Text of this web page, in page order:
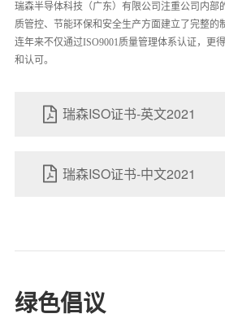
瑞森半导体科技（广东）有限公司注重公司内部
质管控、节能环保和安全生产方面建立了完整的
连年来不仅通过ISO9001质量管理体系认证，更
和认可。
瑞森ISO证书-英文2021
瑞森ISO证书-中文2021
绿色倡议